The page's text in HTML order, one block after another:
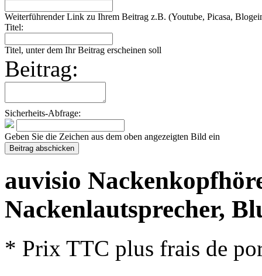
Weiterführender Link zu Ihrem Beitrag z.B. (Youtube, Picasa,
Titel:
Titel, unter dem Ihr Beitrag erscheinen soll
Beitrag:
Sicherheits-Abfrage:
Geben Sie die Zeichen aus dem oben angezeigten Bild ein
auvisio
Nackenlautsprecher,
* Prix TTC plus frais de